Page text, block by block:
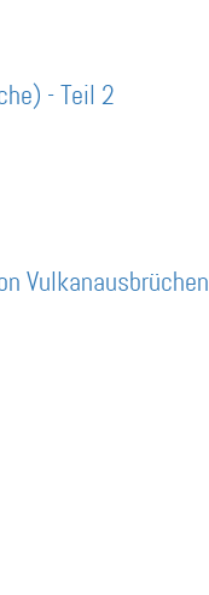
- Teil 2
Vulkanausbrüchen